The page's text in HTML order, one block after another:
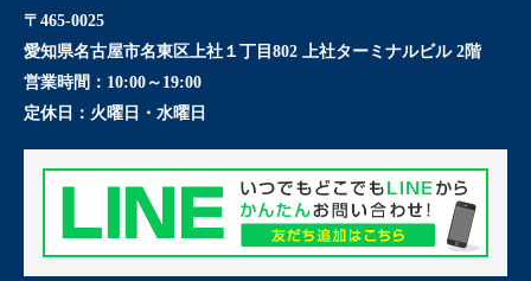
〒465-0025
愛知県名古屋市名東区上社１丁目802 上社ターミナルビル 2階
営業時間： 10:00～19:00
定休日： 火曜日・水曜日